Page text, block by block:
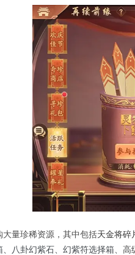
量珍稀资源，其中包括天金将碎
八卦幻紫石、幻紫符选择箱、 高